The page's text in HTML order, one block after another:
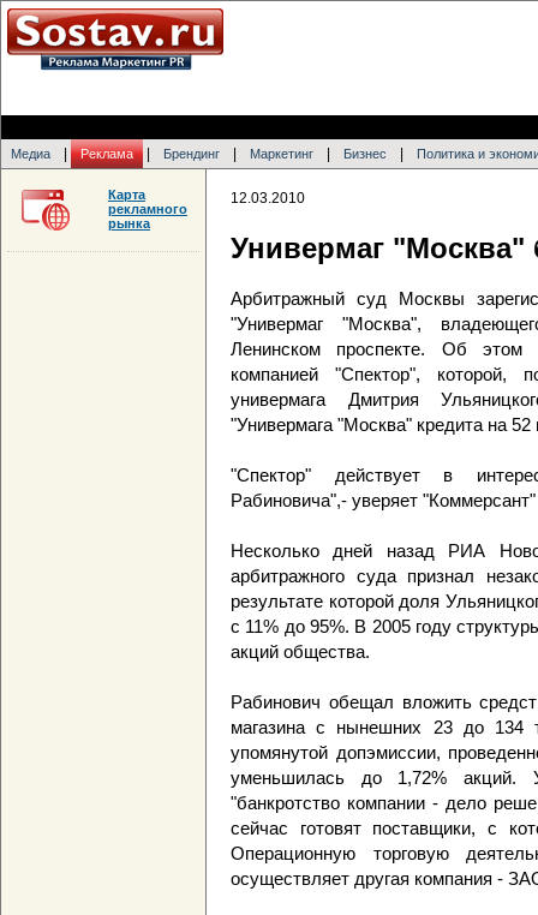
Медиа Реклама Брендинг Маркетинг Бизнес Политика и
12.03.2010
Универмаг "Москва"
Арбитражный суд Москвы
"Универмаг "Москва",
Ленинском проспекте. Об этом
компанией "Спектор", которой,
универмага Дмитрия
"Универмага "Москва" кредита на
"Спектор" действует в
Рабиновича",- уверяет
Несколько дней назад РИА
арбитражного суда признал
результате которой доля
с 11% до 95%. В 2005 году
акций общества.
Рабинович обещал вложить
магазина с нынешних 23 до 134
упомянутой допэмиссии,
уменьшилась до 1,72% акций.
"банкротство компании - дело
сейчас готовят поставщики, с
Операционную торговую
осуществляет другая компания -
Карта
рекламного
рынка